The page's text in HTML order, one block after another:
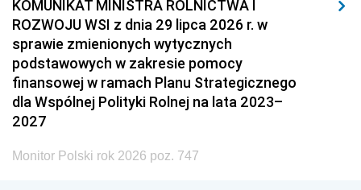
KOMUNIKAT MINISTRA ROLNICTWA I
ROZWOJU WSI z dnia 29 lipca 2026 r. w
sprawie zmienionych wytycznych
podstawowych w zakresie pomocy
finansowej w ramach Planu Strategicznego
dla Wspólnej Polityki Rolnej na lata 2023–
2027
Monitor Polski rok 2026 poz. 747